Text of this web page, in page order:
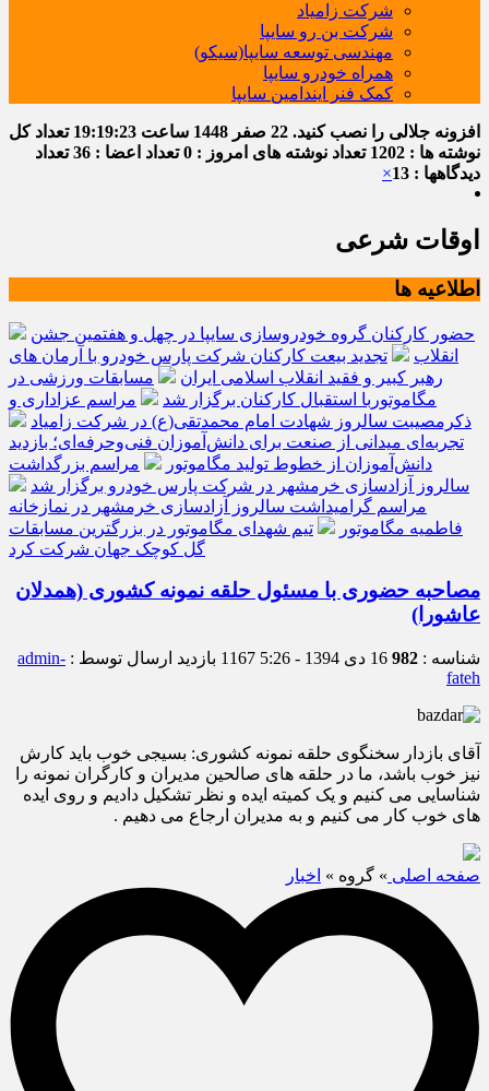
شرکت زامیاد
شرکت بن رو سایپا
مهندسی توسعه سایپا(سیکو)
همراه خودرو سایپا
کمک فنر ایندامین سایپا
افزونه جلالی را نصب کنید. 22 صفر 1448 ساعت 19:19:24 تعداد کل
نوشته ها : 1202
تعداد نوشته های امروز : 0 تعداد اعضا : 36
تعداد
دیدگاهها : 13
×
اوقات شرعی
اطلاعیه ها
حضور کارکنان گروه خودروسازی سایپا در چهل و هفتمین جشن
انقلاب
تجدید بیعت کارکنان شرکت پارس خودرو با آرمان های
رهبر کبیر و فقید انقلاب اسلامی ایران
مسابقات ورزشی در
مگاموتوربا استقبال کارکنان برگزار شد
مراسم عزاداری و
ذکرمصیبت سالروز شهادت امام محمدتقی(ع) در شرکت زامیاد
تجربه‌ای میدانی از صنعت برای دانش‌آموزان فنی‌وحرفه‌ای؛ بازدید
دانش‌آموزان از خطوط تولید مگاموتور
مراسم بزرگداشت
سالروز آزادسازی خرمشهر در شرکت پارس خودرو برگزار شد
مراسم گرامیداشت سالروز آزادسازی خرمشهر در نمازخانه
فاطمیه مگاموتور
تیم شهدای مگاموتور در بزرگترین مسابقات
گل کوچک جهان شرکت کرد
مصاحبه حضوری با مسئول حلقه نمونه کشوری (همدلان
عاشورا)
شناسه : 982 16 دی 1394 - 5:26 ارسال توسط : admin-
fateh
آقای بازدار سخنگوی حلقه نمونه کشوری: بسیجی خوب باید کارش
نیز خوب باشد، ما در حلقه های صالحین مدیران و کارگران نمونه را
شناسایی می کنیم و یک کمیته ایده و نظر تشکیل دادیم و روی ایده
های خوب کار می کنیم و به مدیران ارجاع می دهیم .
صفحه اصلی » گروه » اخبار